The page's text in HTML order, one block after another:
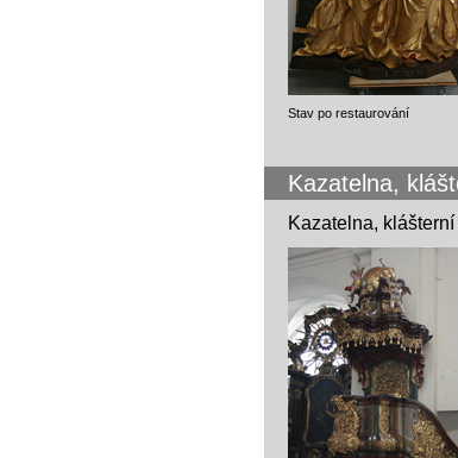
Stav po restaurování
Kazatelna,
Kazatelna,